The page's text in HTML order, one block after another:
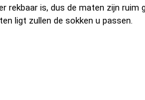
rekbaar is, dus de maten zijn ruim
ligt zullen de sokken u passen.